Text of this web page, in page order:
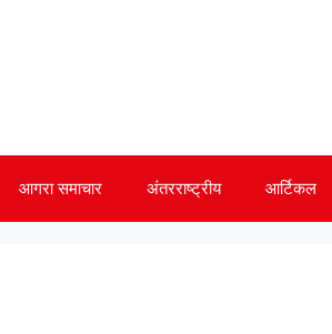
आगरा समाचार अंतरराष्ट्रीय आर्टिकल